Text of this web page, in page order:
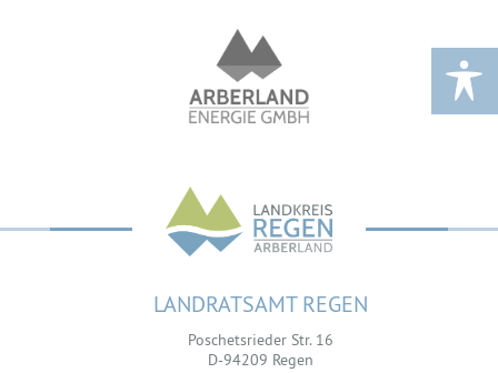
LANDRATSAMT REGEN
Poschetsrieder Str. 16
D-94209 Regen